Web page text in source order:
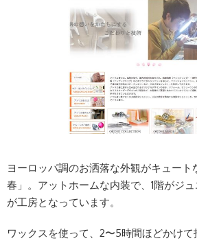
ヨーロッパ調のお洒落な外観がキュート
春」。アットホームな内装で、1階がジ
が工房となっています。
ワックスを使って、2〜5時間ほどかけて